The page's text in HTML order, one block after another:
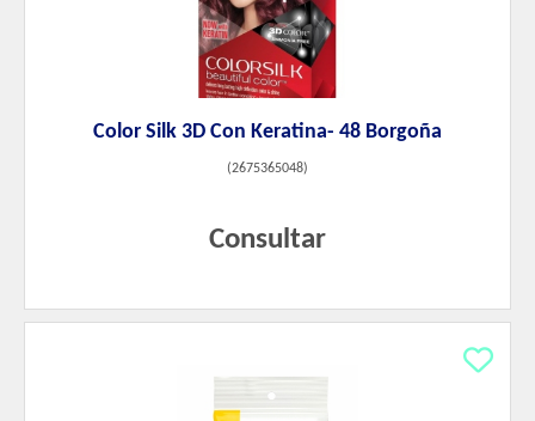
Color Silk 3D Con Keratina- 48 Borgoña
(2675365048)
Consultar